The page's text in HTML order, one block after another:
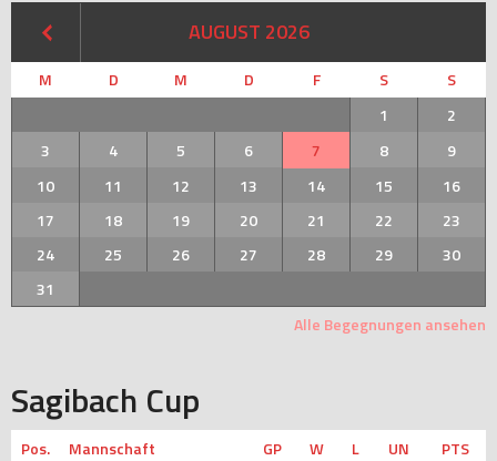
AUGUST 2026
M D M D F S
S
1
2
3
4 5 6 7 8
9
10
11 12 13 14 15
16
17
18 19 20 21 22
23
24
25 26 27 28 29
30
31
Alle Begegnungen ansehen
Sagibach Cup
Pos. Mannschaft GP W L UN
PTS